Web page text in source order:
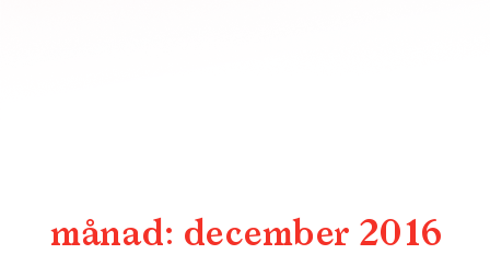
månad: december 2016